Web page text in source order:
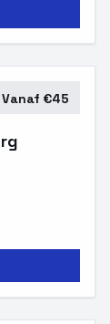
Vanaf €45